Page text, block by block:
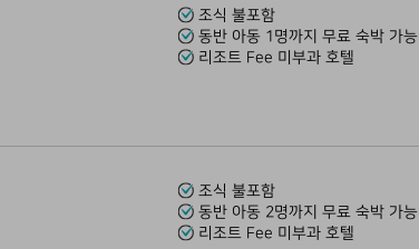
조식 불포함
동반 아동 1명까지 무료 숙박 가능
리조트 Fee 미부과 호텔
조식 불포함
동반 아동 2명까지 무료 숙박 가능
리조트 Fee 미부과 호텔